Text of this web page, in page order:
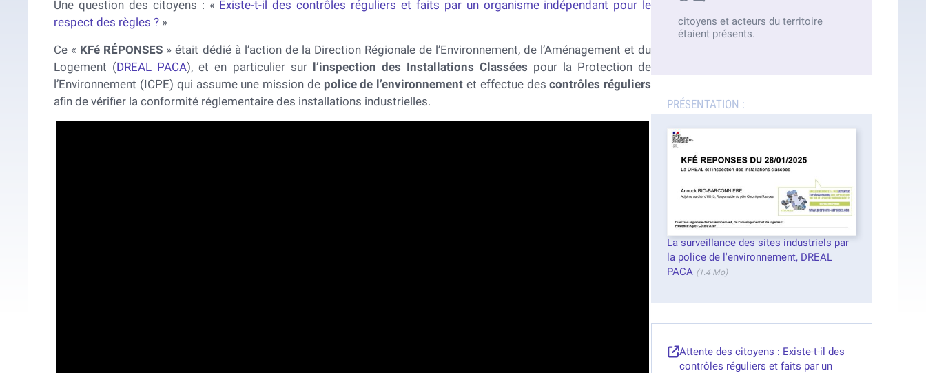
Une question des citoyens : « Existe-t-il des contrôles réguliers et faits par un organisme indépendant pour le
respect des règles ? »
Ce « KFé RÉPONSES » était dédié à l’action de la Direction Régionale de l’Environnement, de l’Aménagement et du
Logement (DREAL PACA), et en particulier sur l’inspection des Installations Classées pour la Protection de
l’Environnement (ICPE) qui assume une mission de police de l’environnement et effectue descontrôles réguliers
afin de vérifier la conformité réglementaire des installations industrielles.
citoyens et acteurs du territoire
étaient présents.
PRÉSENTATION :
La surveillance des sites industriels par
la police de l'environnement, DREAL
PACA (1.4 Mo)
Attente des citoyens : Existe-t-il des
contrôles réguliers et faits par un